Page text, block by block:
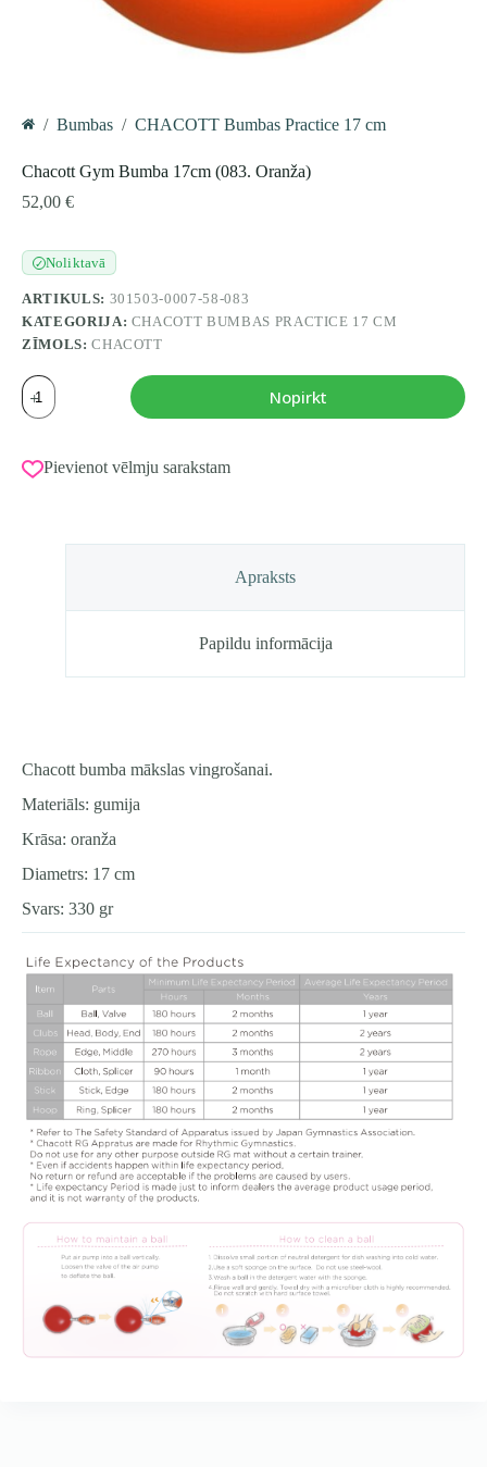
/ Bumbas / CHACOTT Bumbas Practice 17 cm
Chacott Gym Bumba 17cm (083. Oranža)
52,00 €
✓Noliktavā
ARTIKULS: 301503-0007-58-083
KATEGORIJA: CHACOTT BUMBAS PRACTICE 17 CM
ZĪMOLS:CHACOTT
Chacott
Gym
Bumba
(083.
Oranža)
Nopirkt
Pievienot vēlmju sarakstam
Apraksts
Papildu informācija
Chacott bumba mākslas vingrošanai.
Materiāls: gumija
Krāsa: oranža
Diametrs: 17 cm
Svars: 330 gr